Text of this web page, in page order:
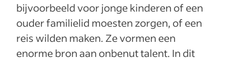
bijvoorbeeld voor jonge kinderen of een
ouder familielid moesten zorgen, of een
reis wilden maken. Ze vormen een
enorme bron aan onbenut talent. In dit